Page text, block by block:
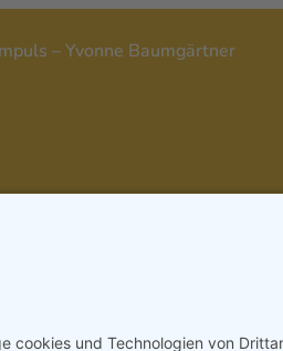
Impuls – Yvonne